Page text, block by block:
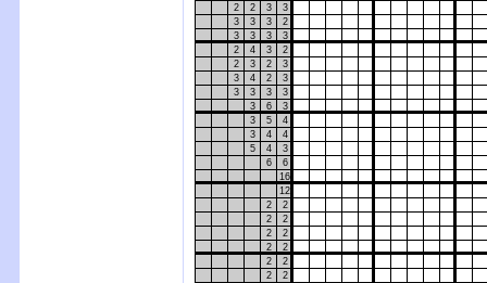
2
2 3
3
3
3 3
2
3
3 3
3
2
4 3
2
2
3 2
3
3
4 2
3
3
3 3
3
3
6
3
3
5
4
3
4
4
5
4
3
6
6
16
12
2
2
2
2
2
2
2
2
2
2
2
2